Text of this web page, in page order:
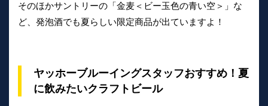
そのほかサントリーの「金麦＜ビー玉色の青い空＞」な
ど、発泡酒でも夏らしい限定商品が出ていますよ！
ヤッホーブルーイングスタッフおすすめ！夏
に飲みたいクラフトビール